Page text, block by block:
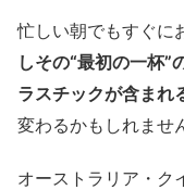
忙しい朝でもすぐに
しその“最初の一杯
ラスチックが含まれ
変わるかもしれませ
オーストラリア・